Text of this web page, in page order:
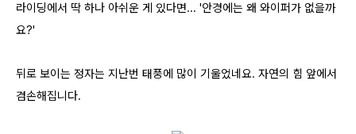
라이딩에서 딱 하나 아쉬운 게 있다면... '안경에는 왜 와이퍼가 없을까
요?'
뒤로 보이는 정자는 지난번 태풍에 많이 기울었네요. 자연의 힘 앞에서
겸손해집니다.